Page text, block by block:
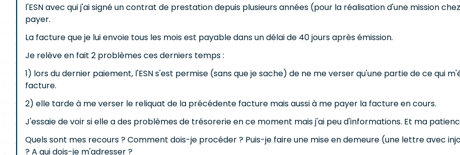
l'ESN avec qui j'ai signé un contrat de prestation depuis plusieurs années (pour la réalisation d'une mission
payer.
La facture que je lui envoie tous les mois est payable dans un délai de 40 jours après émission.
Je relève en fait 2 problèmes ces derniers temps :
1) lors du dernier paiement, l'ESN s'est permise (sans que je sache) de ne me verser qu'une partie de ce qui
facture.
2) elle tarde à me verser le reliquat de la précédente facture mais aussi à me payer la facture en cours.
J'essaie de voir si elle a des problèmes de trésorerie en ce moment mais j'ai peu d'informations. Et ma
Quels sont mes recours ? Comment dois-je procéder ? Puis-je faire une mise en demeure (une lettre avec
? A qui dois-je m'adresser ?